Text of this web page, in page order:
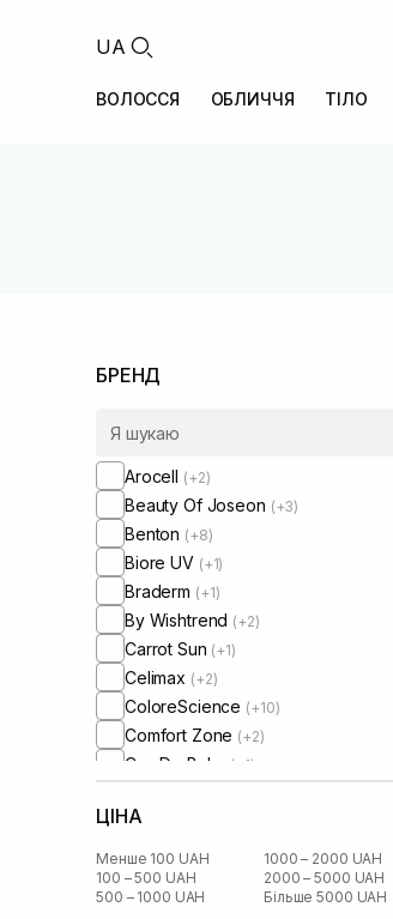
UA
ВОЛОССЯ ОБЛИЧЧЯ ТІЛО
БРЕНД
Arocell (+2)
Beauty Of Joseon (+3)
Benton (+8)
Biore UV (+1)
Braderm (+1)
By Wishtrend (+2)
Carrot Sun (+1)
Celimax (+2)
ColoreScience (+10)
Comfort Zone (+2)
Cos De Baha (+1)
Cu Skin
Dear, Klairs
Derma-B
Dr. Althea (+2)
ЦІНА
Менше 100 UAH
100 – 500 UAH
500 – 1000 UAH
1000 – 2000 UAH
2000 – 5000 UAH
Більше 5000 UAH